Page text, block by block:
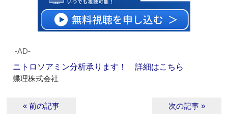
‐AD‐
ニトロソアミン分析承ります！ 詳細はこちら
蝶理株式会社
« 前の記事 次の記事 »